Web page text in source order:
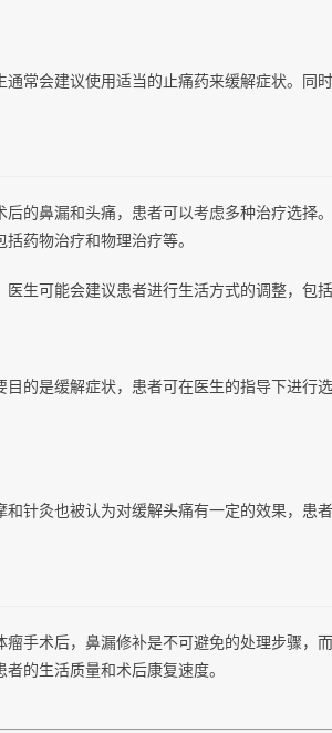
通常会建议使用适当的止痛药来缓解症状。同
后的鼻漏和头痛，患者可以考虑多种治疗选择
药物治疗和物理治疗等。
医生可能会建议患者进行生活方式的调整，包
目的是缓解症状，患者可在医生的指导下进行
和针灸也被认为对缓解头痛有一定的效果，患
瘤手术后，鼻漏修补是不可避免的处理步骤，
的生活质量和术后康复速度。